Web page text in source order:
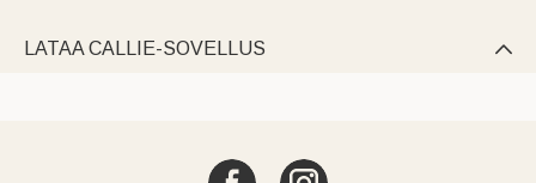
LATAA CALLIE-SOVELLUS 